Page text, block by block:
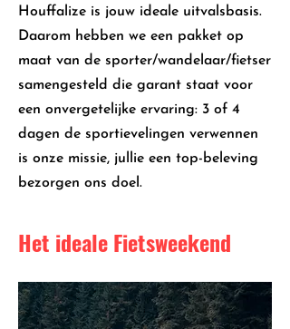
Houffalize is jouw ideale uitvalsbasis.
Daarom hebben we een pakket op
maat van de sporter/wandelaar/fietser
samengesteld die garant staat voor
een onvergetelijke ervaring: 3 of 4
dagen de sportievelingen verwennen
is onze missie, jullie een top-beleving
bezorgen ons doel.
Het ideale Fietsweekend